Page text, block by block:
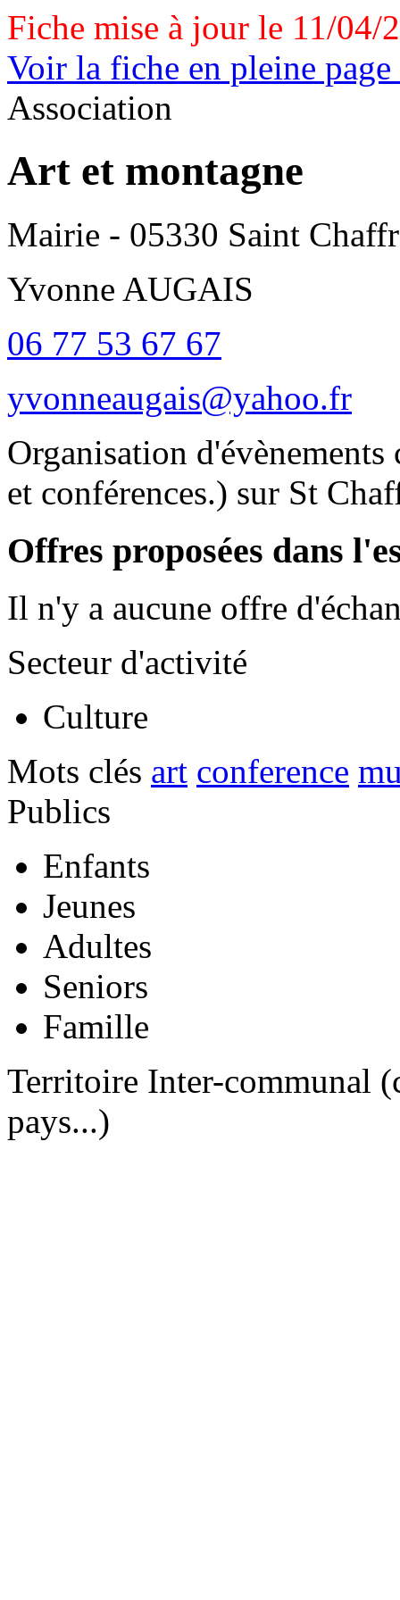
Fiche mise à jour le 11/04/
Voir la fiche en pleine page
Association
Art et montagne
Mairie - 05330 Saint
Yvonne AUGAIS
06 77 53 67 67
yvonneaugais@yahoo.fr
Organisation
et conférences.) sur St
Offres proposées dans
Il n'y a aucune offre
Secteur d'activité
Culture
Mots clés art conference
Publics
Enfants
Jeunes
Adultes
Seniors
Famille
Territoire Inter-communal
pays...)